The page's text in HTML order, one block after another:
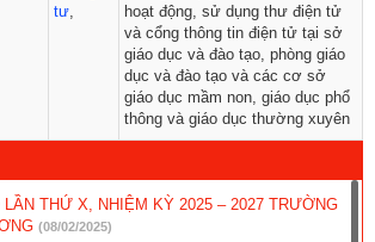
tư
hoạt động, sử dụng thư điện tử
và cổng thông tin điện tử tại sở
giáo dục và đào tạo, phòng giáo
dục và đào tạo và các cơ sở
giáo dục mầm non, giáo dục phổ
thông và giáo dục thường xuyên
THỨ X, NHIỆM KỲ 2025 – 2027 TRƯỜNG
(08/02/2025)